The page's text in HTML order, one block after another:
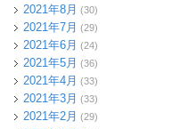
2021年8月 (30)
2021年7月 (29)
2021年6月 (24)
2021年5月 (36)
2021年4月 (33)
2021年3月 (33)
2021年2月 (29)